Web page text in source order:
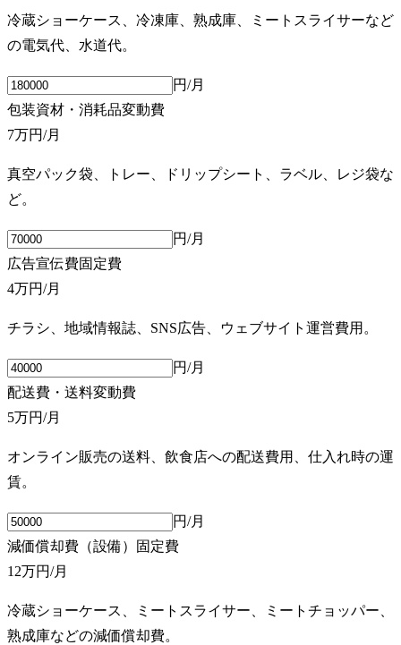
冷蔵ショーケース、冷凍庫、熟成庫、ミートスライサーなど
の電気代、水道代。
円/月
包装資材・消耗品変動費
7万円/月
真空パック袋、トレー、ドリップシート、ラベル、レジ袋な
ど。
円/月
広告宣伝費固定費
4万円/月
チラシ、地域情報誌、SNS広告、ウェブサイト運営費用。
円/月
配送費・送料変動費
5万円/月
オンライン販売の送料、飲食店への配送費用、仕入れ時の運
賃。
円/月
減価償却費（設備）
固定費
12万円/月
冷蔵ショーケース、ミートスライサー、ミートチョッパー、
熟成庫などの減価償却費。